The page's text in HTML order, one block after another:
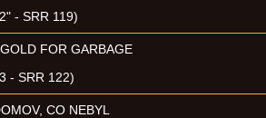
- SRR 119)
FOR GARBAGE
- SRR 122)
CO NEBYL